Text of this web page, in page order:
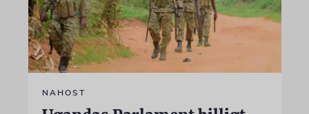
NAHOST